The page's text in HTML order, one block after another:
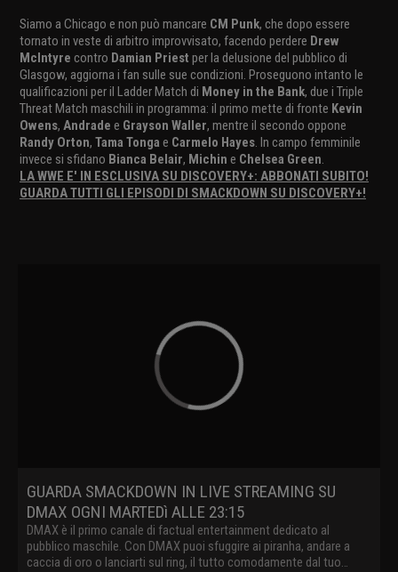
Siamo a Chicago e non può mancare CM Punk, che dopo essere
tornato in veste di arbitro improvvisato, facendo perdere Drew
McIntyre contro Damian Priest per la delusione del pubblico di
Glasgow, aggiorna i fan sulle sue condizioni. Proseguono intanto le
qualificazioni per il Ladder Match di Money in the Bank, due i Triple
Threat Match maschili in programma: il primo mette di fronte Kevin
Owens, Andrade e Grayson Waller, mentre il secondo oppone
Randy Orton, Tama Tonga e Carmelo Hayes. In campo femminile
invece si sfidano Bianca Belair, Michin e Chelsea Green.
LA WWE E' IN ESCLUSIVA SU DISCOVERY+: ABBONATI SUBITO!
GUARDA TUTTI GLI EPISODI DI SMACKDOWN SU DISCOVERY+!
GUARDA SMACKDOWN IN LIVE STREAMING SU
DMAX OGNI MARTEDì ALLE 23:15
DMAX è il primo canale di factual entertainment dedicato al
pubblico maschile. Con DMAX puoi sfuggire ai piranha, andare a
caccia di oro o lanciarti sul ring, il tutto comodamente dal tuo